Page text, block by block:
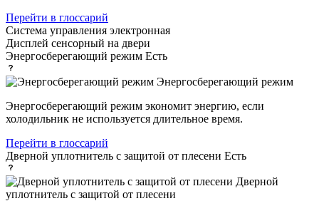
Перейти в глоссарий
Система управления электронная
Дисплей сенсорный на двери
Энергосберегающий режим Есть
Энергосберегающий режим
Энергосберегающий режим экономит энергию, если
холодильник не используется длительное время.
Перейти в глоссарий
Дверной уплотнитель с защитой от плесени Есть
Дверной
уплотнитель с защитой от плесени